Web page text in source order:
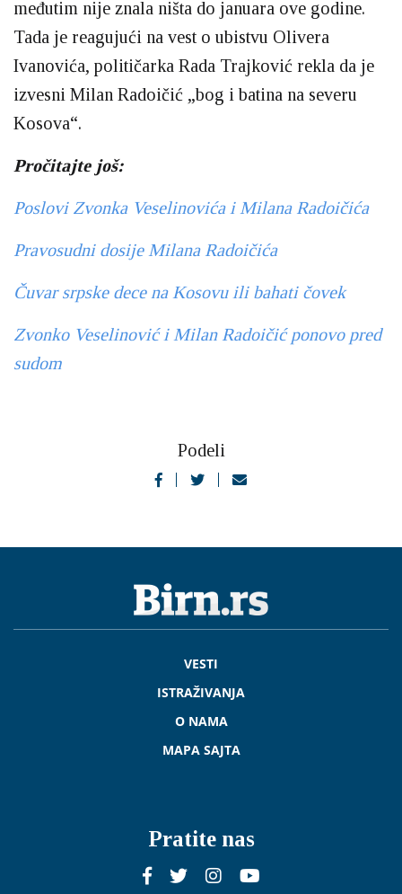
međutim nije znala ništa do januara ove godine.
Tada je reagujući na vest o ubistvu Olivera
Ivanovića, političarka Rada Trajković rekla da je
izvesni Milan Radoičić „bog i batina na severu
Kosova“.
Pročitajte još:
Poslovi Zvonka Veselinovića i Milana Radoičića
Pravosudni dosije Milana Radoičića
Čuvar srpske dece na Kosovu ili bahati čovek
Zvonko Veselinović i Milan Radoičić ponovo pred
sudom
Podeli
VESTI
ISTRAŽIVANJA
O NAMA
MAPA SAJTA
Pratite nas